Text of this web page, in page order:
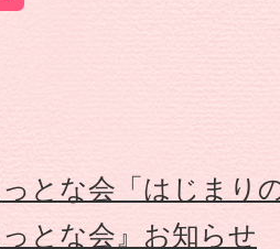
とな会「はじまり
とな会』お知らせ